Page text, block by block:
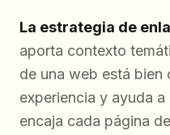
La estrategia de
aporta contexto
de una web está
experiencia y ayuda
encaja cada página